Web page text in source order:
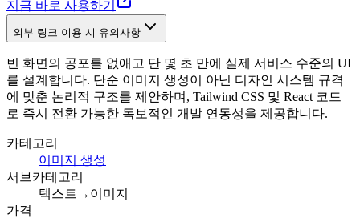
지금 바로 사용하기
외부 링크 이용 시 유의사항
빈 화면의 공포를 없애고 단 몇 초 만에 실제 서비스 수준의 UI
를 설계합니다. 단순 이미지 생성이 아닌 디자인 시스템 규격
에 맞춘 논리적 구조를 제안하며, Tailwind CSS 및 React 코드
로 즉시 전환 가능한 독보적인 개발 연동성을 제공합니다.
카테고리
이미지 생성
서브카테고리
텍스트→이미지
가격